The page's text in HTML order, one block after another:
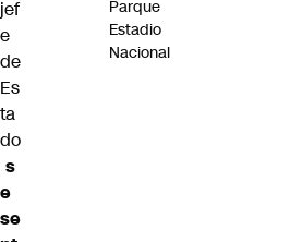
jef
e
de
Es
ta
do
s
e
se
Parque
Estadio
Nacional